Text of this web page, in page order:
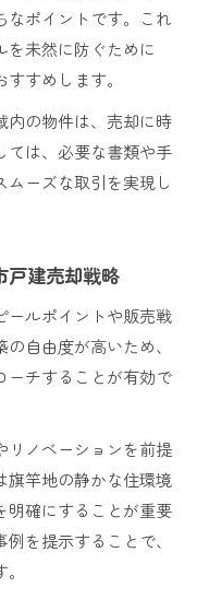
なポイントです。これ
を未然に防ぐために
すめします。
内の物件は、売却に時
ては、必要な書類や手
ーズな取引を実現し
戸建売却戦略
ールポイントや販売戦
自由度が高いため、
ーチすることが有効で
リノベーションを前提
旗竿地の静かな住環境
明確にすることが重要
を提示することで、